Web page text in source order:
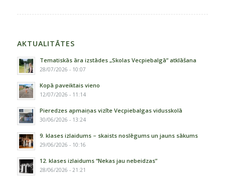
AKTUALITĀTES
Tematiskās āra izstādes „Skolas Vecpiebalgā” atklāšana
28/07/2026 - 10:07
Kopā paveiktais vieno
12/07/2026 - 11:14
Pieredzes apmaiņas vizīte Vecpiebalgas vidusskolā
30/06/2026 - 13:24
9. klases izlaidums – skaists noslēgums un jauns sākums
29/06/2026 - 10:16
12. klases izlaidums “Nekas jau nebeidzas”
28/06/2026 - 21:21